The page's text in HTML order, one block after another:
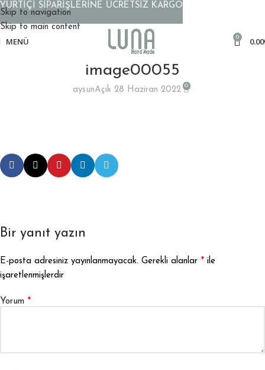
Skip to navigation
Skip to main content
MENÜ 0 0.00
image00055
aysunAçık 28 Haziran 2022 0
Bir yanıt yazın
E-posta adresiniz yayınlanmayacak. Gerekli alanlar * ile
işaretlenmişlerdir
Yorum *
YURTİÇİ SİPARİŞLERİNE ÜCRETSİZ KARGO